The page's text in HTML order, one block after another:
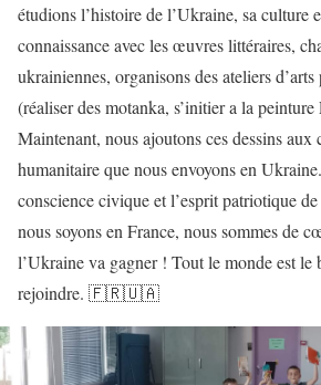
étudions l’histoire de l’Ukraine, sa culture
connaissance avec les œuvres littéraires,
ukrainiennes, organisons des ateliers
(réaliser des motanka, s’initier a la
Maintenant, nous ajoutons ces dessins aux
humanitaire que nous envoyons en
conscience civique et l’esprit patriotique
nous soyons en France, nous sommes de
l’Ukraine va gagner ! Tout le monde est le
rejoindre. 🇫🇷🇺🇦